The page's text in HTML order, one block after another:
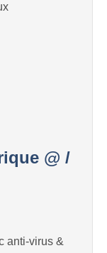
@ /
anti-virus &